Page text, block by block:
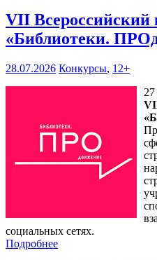
VII Всероссийский
«Библиотеки.
28.07.2026 Конкурсы, 12+
социальных сетях.
Подробнее